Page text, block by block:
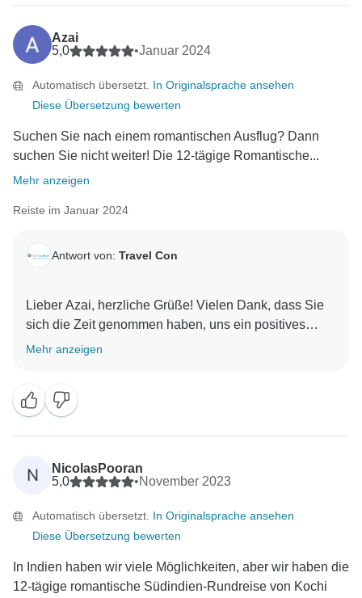
Azai
5,0
•Januar 2024
Automatisch übersetzt. In Originalsprache ansehen
Diese Übersetzung bewerten
Suchen Sie nach einem romantischen Ausflug? Dann
suchen Sie nicht weiter! Die 12-tägige Romantische...
Mehr anzeigen
Reiste im Januar 2024
Antwort von: Travel Con
Lieber Azai, herzliche Grüße! Vielen Dank, dass Sie
sich die Zeit genommen haben, uns ein positives
Feedback über unsere Dienstleistungen zu geben. Es
freuen uns darauf, Sie in Zukunft noch mehr zu
unterstützen. Mit freundlichen Grüßen Hemender
Mehr anzeigen
N
NicolasPooran
5,0
•November 2023
Automatisch übersetzt. In Originalsprache ansehen
Diese Übersetzung bewerten
In Indien haben wir viele Möglichkeiten, aber wir haben die
12-tägige romantische Südindien-Rundreise von Kochi